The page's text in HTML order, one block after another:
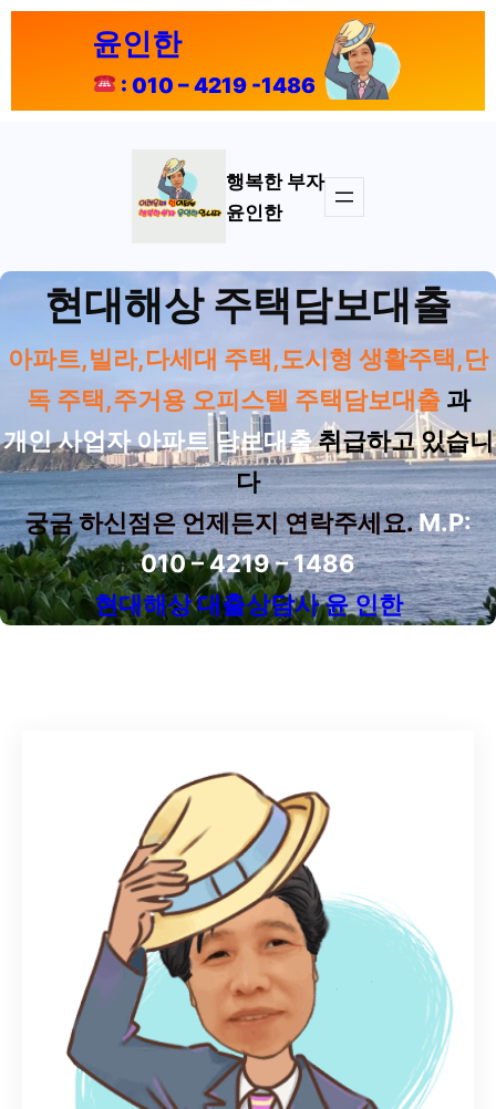
콘
윤인한
: 010 – 4219 -1486
행복한 부자
윤인한
현대해상 주택담보대출
아파트,빌라,다세대 주택,도시형 생활주택,단
독 주택,주거용 오피스텔 주택담보대출과
개인 사업자 아파트 담보대출취급하고 있습니
다
궁금 하신점은 언제든지 연락주세요.M.P:
010 – 4219 – 1486
현대해상 대출상담사 윤 인한